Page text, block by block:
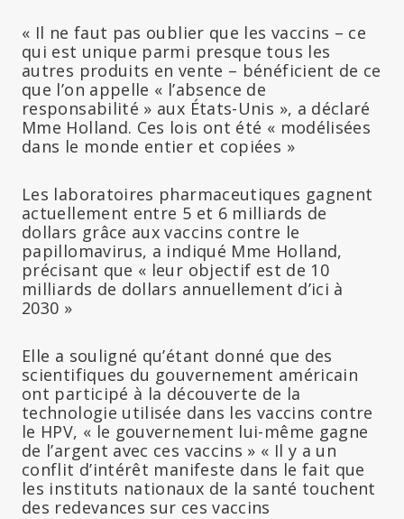
« Il ne faut pas oublier que les vaccins – ce
qui est unique parmi presque tous les
autres produits en vente – bénéficient de ce
que l’on appelle « l’absence de
responsabilité » aux États-Unis », a déclaré
Mme Holland. Ces lois ont été « modélisées
dans le monde entier et copiées »
Les laboratoires pharmaceutiques gagnent
actuellement entre 5 et 6 milliards de
dollars grâce aux vaccins contre le
papillomavirus, a indiqué Mme Holland,
précisant que « leur objectif est de 10
milliards de dollars annuellement d’ici à
2030 »
Elle a souligné qu’étant donné que des
scientifiques du gouvernement américain
ont participé à la découverte de la
technologie utilisée dans les vaccins contre
le HPV, « le gouvernement lui-même gagne
de l’argent avec ces vaccins » « Il y a un
conflit d’intérêt manifeste dans le fait que
les instituts nationaux de la santé touchent
des redevances sur ces vaccins